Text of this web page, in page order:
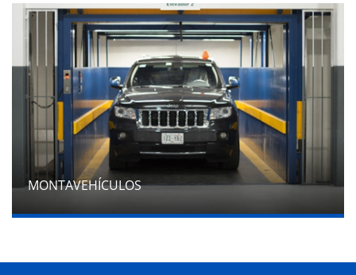
MONTAVEHÍCULOS